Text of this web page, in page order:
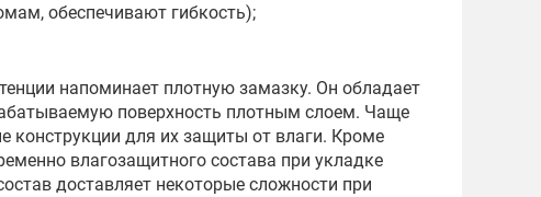
обеспечивают гибкость);
напоминает плотную замазку. Он обладает
поверхность плотным слоем. Чаще
конструкции для их защиты от влаги. Кроме
влагозащитного состава при укладке
доставляет некоторые сложности при